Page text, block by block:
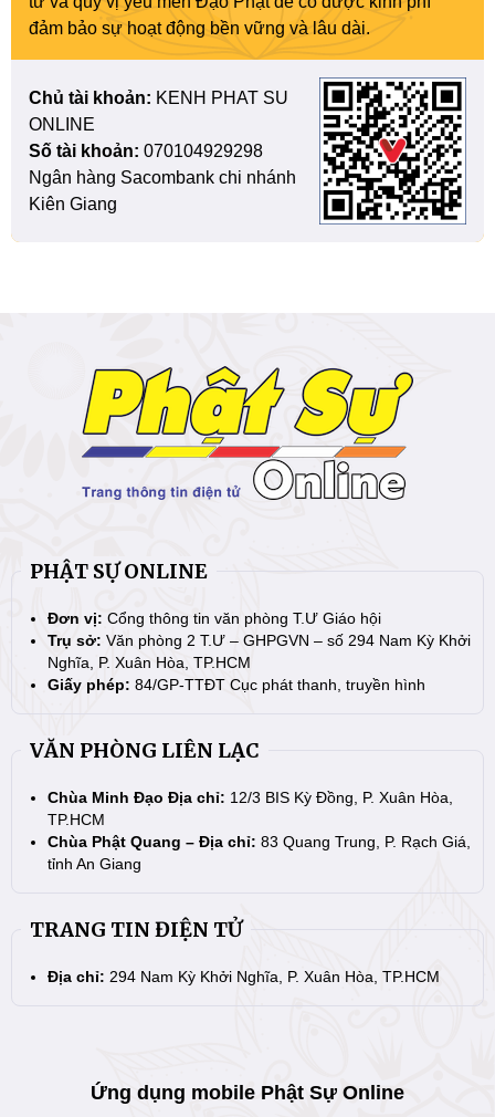
đảm bảo sự hoạt động bền vững và lâu dài.
Chủ tài khoản: KENH PHAT SU
ONLINE
Số tài khoản: 070104929298
Ngân hàng Sacombank chi nhánh
Kiên Giang
PHẬT SỰ ONLINE
Đơn vị: Cổng thông tin văn phòng T.Ư Giáo hội
Trụ sở: Văn phòng 2 T.Ư – GHPGVN – số 294 Nam Kỳ Khởi
Nghĩa, P. Xuân Hòa, TP.HCM
Giấy phép: 84/GP-TTĐT Cục phát thanh, truyền hình
VĂN PHÒNG LIÊN LẠC
Chùa Minh Đạo Địa chỉ: 12/3 BIS Kỳ Đồng, P. Xuân Hòa,
TP.HCM
Chùa Phật Quang – Địa chỉ: 83 Quang Trung, P. Rạch Giá,
tỉnh An Giang
TRANG TIN ĐIỆN TỬ
Địa chỉ: 294 Nam Kỳ Khởi Nghĩa, P. Xuân Hòa, TP.HCM
Ứng dụng mobile Phật Sự Online